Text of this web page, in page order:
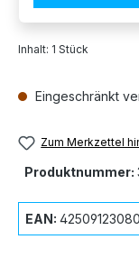
Inhalt: 1 Stück
Eingeschränkt
Zum Merkzettel
Produktnummer:
EAN: